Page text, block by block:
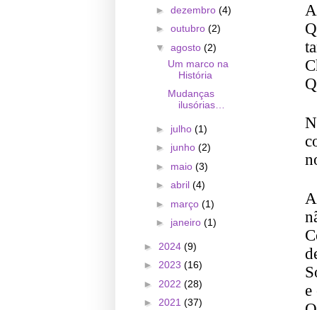
e
►dezembro(4)
►outubro(2)
▼agosto(2)
Um marco na
História
Mudanças
ilusórias…
► julho(1)
► junho(2)
► maio(3)
►abril(4)
► março(1)
► janeiro(1)
► 2024(9)
► 2023(16)
► 2022(28)
► 2021(37)